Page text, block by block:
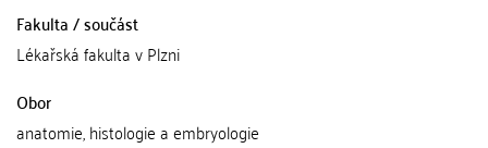
Fakulta / součást
Lékařská fakulta v Plzni
Obor
anatomie, histologie a embryologie